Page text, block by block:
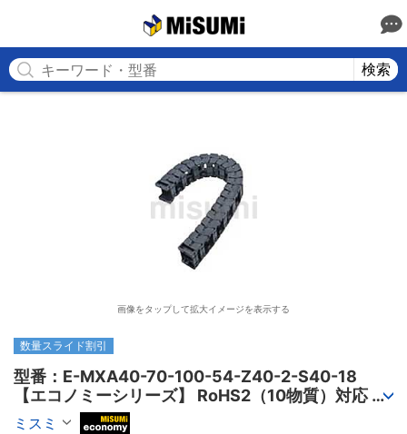
検索
画像をタップして拡大イメージを表示する
数量スライド割引
型番：E-MXA40-70-100-54-Z40-2-S40-18
【エコノミーシリーズ】 RoHS2（10物質）対応 ケ
ーブルキャリア 低発塵・低騒音タイプ
ミスミ